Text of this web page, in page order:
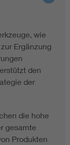
wie
zur Ergänzung
den
der
die hohe
gesamte
Produkten